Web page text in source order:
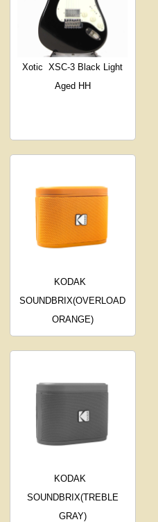
Xotic
XSC-3 Black Light
Aged HH
KODAK
SOUNDBRIX(OVERLOAD
ORANGE)
KODAK
SOUNDBRIX(TREBLE
GRAY)